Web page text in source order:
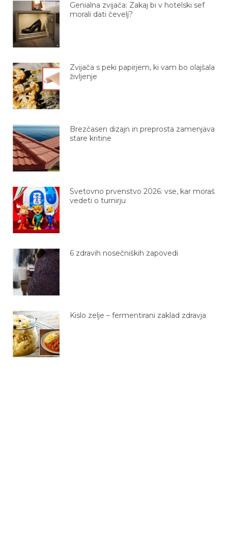
Genialna zvijača: Zakaj bi v hotelski sef
morali dati čevelj?
Zvijača s peki papirjem, ki vam bo olajšala
življenje
Brezčasen dizajn in preprosta zamenjava
stare kritine
Svetovno prvenstvo 2026: vse, kar moraš
vedeti o turnirju
6 zdravih nosečniških zapovedi
Kislo zelje – fermentirani zaklad zdravja